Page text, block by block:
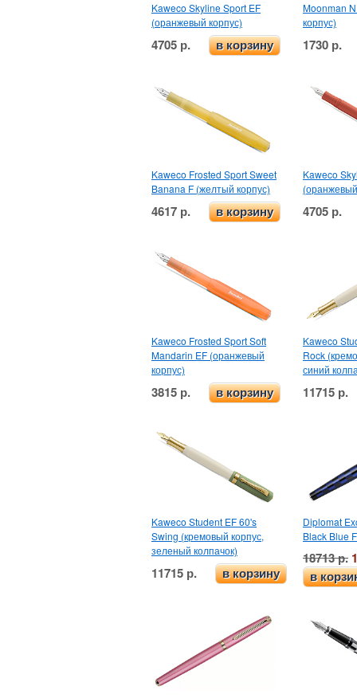
Kaweco Skyline Sport EF
(оранжевый корпус)
4705 р. в корзину
Moonman
корпус)
1730 р.
Kaweco Frosted Sport Sweet
Banana F (желтый корпус)
4617 р. в корзину
Kaweco
4705 р.
Kaweco Frosted Sport Soft
Mandarin EF (оранжевый
корпус)
3815 р. в корзину
Kaweco
Rock
синий
11715 р.
Kaweco Student EF 60's
Swing (кремовый корпус,
зеленый колпачок)
11715 р. в корзину
Diplomat
Black Blue F
18713 р.
в